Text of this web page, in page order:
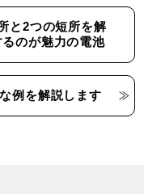
と2つの短所を解
のが魅力の電池
例を解説します